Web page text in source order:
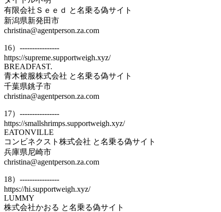
有限会社Ｓｅｅｄ と名乗る偽サイト
新潟県新発田市
christina@agentperson.za.com
16）----------------
https://supreme.supportweigh.xyz/
BREADFAST.
青木被服株式会社 と名乗る偽サイト
千葉県銚子市
christina@agentperson.za.com
17）----------------
https://smallshrimps.supportweigh.xyz/
EATONVILLE
コンビネクスト株式会社 と名乗る偽サイト
兵庫県尼崎市
christina@agentperson.za.com
18）----------------
https://hi.supportweigh.xyz/
LUMMY
株式会社かおる と名乗る偽サイト